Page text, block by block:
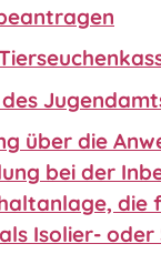
über die
bei der
die
Isolier-